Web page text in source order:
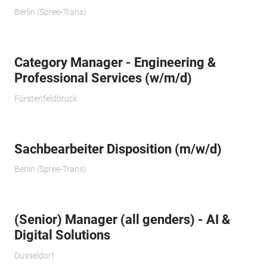
Berlin (Spree-Trans)
Category Manager - Engineering &
Professional Services (w/m/d)
Fürstenfeldbruck
Sachbearbeiter Disposition (m/w/d)
Berlin (Spree-Trans)
(Senior) Manager (all genders) - AI &
Digital Solutions
Düsseldorf